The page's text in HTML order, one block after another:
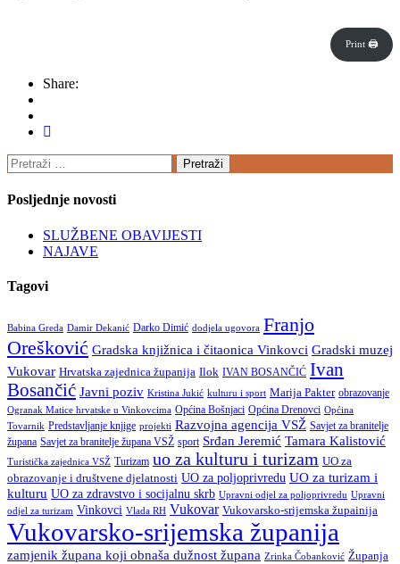
Print 🖨
Share:
Pretraži:
Posljednje novosti
SLUŽBENE OBAVIJESTI
NAJAVE
Tagovi
Babina Greda Damir Dekanić Darko Dimić dodjela ugovora Franjo
Orešković Gradska knjižnica i čitaonica Vinkovci Gradski muzej
Vukovar Hrvatska zajednica županija Ilok IVAN BOSANČIĆ Ivan
Bosančić Javni poziv Kristina Jukić kulturu i sport Marija Pakter obrazovanje
Ogranak Matice hrvatske u Vinkovcima Općina Bošnjaci Općina Drenovci Općina
Tovarnik Predstavljanje knjige projekti Razvojna agencija VSŽ Savjet za branitelje
župana Savjet za branitelje župana VSŽ sport Srđan Jeremić Tamara Kalistović
Turistička zajednica VSŽ Turizam uo za kulturu i turizam UO za
obrazovanje i društvene djelatnosti UO za poljoprivredu UO za turizam i
kulturu UO za zdravstvo i socijalnu skrb Upravni odjel za poljoprivredu Upravni
odjel za turizam Vinkovci Vlada RH Vukovar Vukovarsko-srijemska župainija
Vukovarsko-srijemska županija
zamjenik župana koji obnaša dužnost župana Zrinka Čobanković Županja